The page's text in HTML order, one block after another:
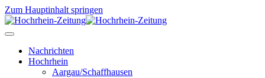
Zum Hauptinhalt springen
Nachrichten
Hochrhein
Aargau/Schaffhausen